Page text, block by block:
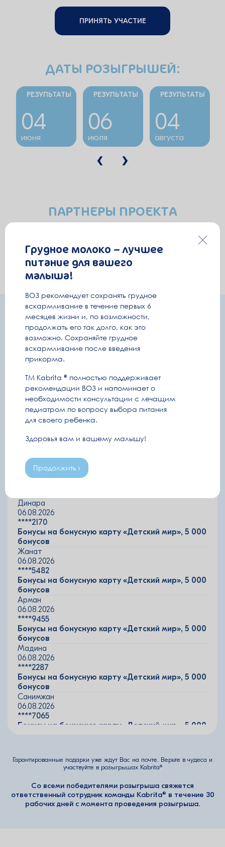
ПРИНЯТЬ УЧАСТИЕ
ДАТЫ РОЗЫГРЫШЕЙ:
РЕЗУЛЬТАТЫ
04
июня
РЕЗУЛЬТАТЫ
06
июля
РЕЗУЛЬТАТЫ
04
августа
ПАРТНЕРЫ ПРОЕКТА
РЕЗУЛЬТАТЫ РОЗЫГРЫША
найдите себяпо номеру карты
06.08.2026
****3456
Бонусы на бонусную карту «Детский мир», 5 000
бонусов
06.08.2026
****3249
Динара
06.08.2026
****2170
Бонусы на бонусную карту «Детский мир», 5 000
бонусов
Жанат
06.08.2026
****5482
Бонусы на бонусную карту «Детский мир», 5 000
бонусов
Арман
06.08.2026
****9455
Бонусы на бонусную карту «Детский мир», 5 000
бонусов
Мадина
06.08.2026
****2287
Бонусы на бонусную карту «Детский мир», 5 000
бонусов
Санимжан
06.08.2026
****7065
Бонусы на бонусную карту «Детский мир», 5 000
****4446
бонусов
Нурсултан
06.08.2026
Гарантированные подарки уже ждут Вас на почте. Верьте в чудеса и
участвуйте в розыгрышах Kabrita®
Со всеми победителями розыгрыша свяжется
ответственный сотрудник команды Kabrita® в течение 30
рабочих дней с момента проведения розыгрыша.
Грудное молоко – лучшее
питание для вашего
малыша!
ВОЗ рекомендует сохранять грудное
вскармливание в течение первых 6
месяцев жизни и, по возможности,
продолжать его так долго, как это
возможно. Сохраняйте грудное
вскармливание после введения
прикорма.
ТМ Kabrita
полностью поддерживает
рекомендации ВОЗ и напоминает о
необходимости консультации с лечащим
педиатром по вопросу выбора питания
для своего ребенка.
Здоровья вам и вашему малышу!
Продолжить ›